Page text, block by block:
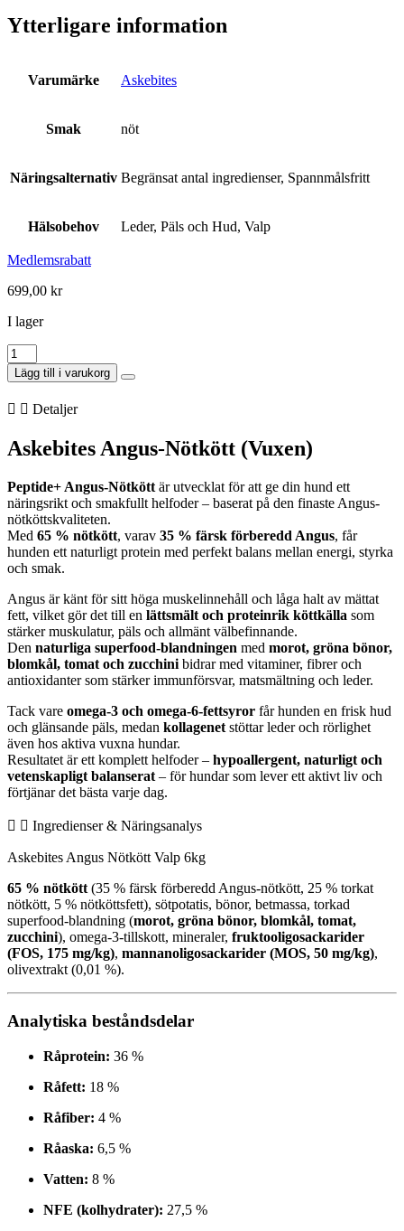
Ytterligare information
Varumärke Askebites
Smak nöt
Näringsalternativ Begränsat antal ingredienser, Spannmålsfritt
Hälsobehov Leder, Päls och Hud, Valp
Medlemsrabatt
699,00 kr
I lager
Askebites
Angus
Nöttkött
Valp
6kg
Lägg till i varukorg
Detaljer
Askebites Angus-Nötkött (Vuxen)
Peptide+ Angus-Nötkött är utvecklat för att ge din hund ett
näringsrikt och smakfullt helfoder – baserat på den finaste Angus-
nötköttskvaliteten.
Med 65 % nötkött, varav 35 % färsk förberedd Angus, får
hunden ett naturligt protein med perfekt balans mellan energi, styrka
och smak.
Angus är känt för sitt höga muskelinnehåll och låga halt av mättat
fett, vilket gör det till en lättsmält och proteinrik köttkälla som
stärker muskulatur, päls och allmänt välbefinnande.
Den naturliga superfood-blandningen med morot, gröna bönor,
blomkål, tomat och zucchini bidrar med vitaminer, fibrer och
antioxidanter som stärker immunförsvar, matsmältning och leder.
Tack vare omega-3 och omega-6-fettsyror får hunden en frisk hud
och glänsande päls, medan kollagenet stöttar leder och rörlighet
även hos aktiva vuxna hundar.
Resultatet är ett komplett helfoder – hypoallergent, naturligt och
vetenskapligt balanserat – för hundar som lever ett aktivt liv och
förtjänar det bästa varje dag.
Ingredienser & Näringsanalys
Askebites Angus Nötkött Valp 6kg
65 % nötkött (35 % färsk förberedd Angus-nötkött, 25 % torkat
nötkött, 5 % nötköttsfett), sötpotatis, bönor, betmassa, torkad
superfood-blandning (morot, gröna bönor, blomkål, tomat,
zucchini), omega-3-tillskott, mineraler, fruktooligosackarider
(FOS, 175 mg/kg), mannanoligosackarider (MOS, 50 mg/kg),
olivextrakt (0,01 %).
Analytiska beståndsdelar
Råprotein: 36 %
Råfett: 18 %
Råfiber: 4 %
Råaska: 6,5 %
Vatten: 8 %
NFE (kolhydrater): 27,5 %